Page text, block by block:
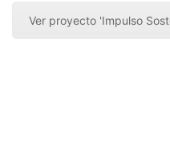
Ver proyecto 'Impulso